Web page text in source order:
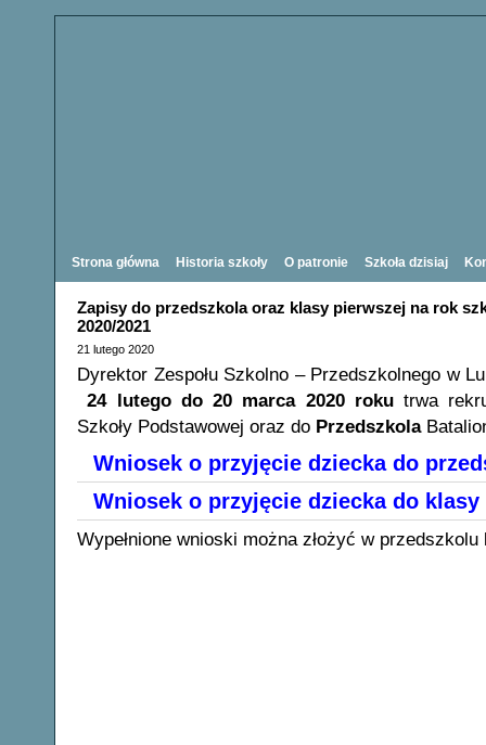
Strona główna Historia szkoły O patronie Szkoła dzisiaj
Zapisy do przedszkola oraz klasy pierwszej na rok
2020/2021
21 lutego 2020
Dyrektor Zespołu Szkolno – Przedszkolnego w
24 lutego do 20 marca 2020 roku trwa
Szkoły Podstawowej oraz do Przedszkola
Wniosek o przyjęcie dziecka do
Wniosek o przyjęcie dziecka do
Wypełnione wnioski można złożyć w